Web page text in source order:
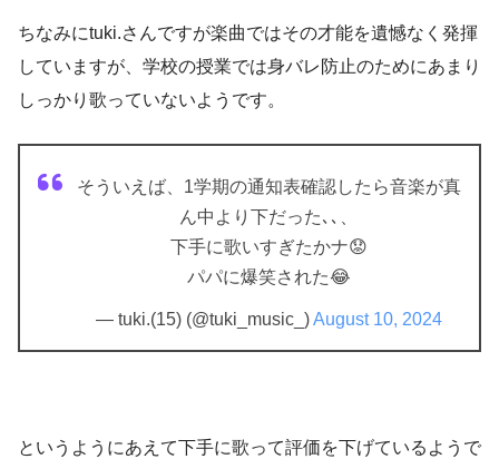
ちなみにtuki.さんですが楽曲ではその才能を遺憾なく発揮
していますが、学校の授業では身バレ防止のためにあまり
しっかり歌っていないようです。
そういえば、1学期の通知表確認したら音楽が真
ん中より下だった､､、
下手に歌いすぎたかナ😟
パパに爆笑された😂
— tuki.(15) (@tuki_music_)August 10, 2024
というようにあえて下手に歌って評価を下げているようで